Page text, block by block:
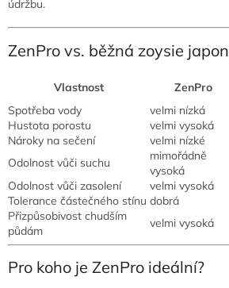
údržbu.
ZenPro vs. běžná zoysie
Vlastnost ZenPro
Spotřeba vody
velmi nízká
Hustota porostu
velmi vysoká
Nároky na sečení
velmi nízké
Odolnost vůči suchu
mimořádně
vysoká
Odolnost vůči zasolení
velmi vysoká
Tolerance částečného stínu dobrá
Přizpůsobivost chudším
půdám
velmi vysoká
Pro koho je ZenPro ideální?